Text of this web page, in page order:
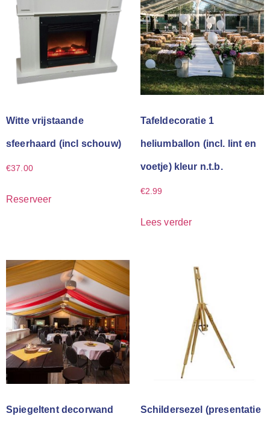
Witte vrijstaande
sfeerhaard (incl schouw)
€37.00
Reserveer
Tafeldecoratie 1
heliumballon (incl. lint en
voetje) kleur n.t.b.
€2.99
Lees verder
Spiegeltent decorwand Schildersezel (presentatie